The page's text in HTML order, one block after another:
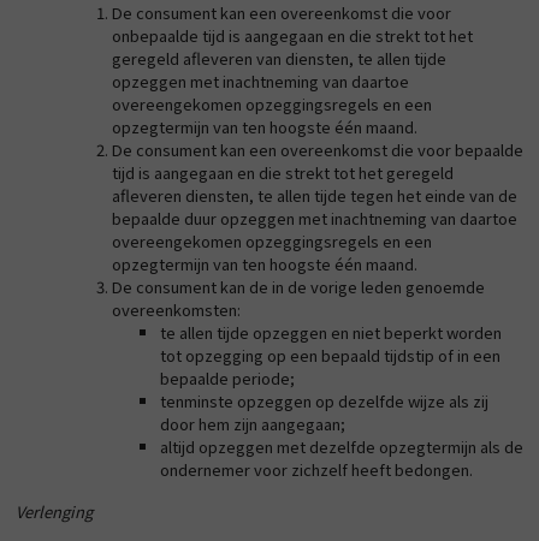
De consument kan een overeenkomst die voor
onbepaalde tijd is aangegaan en die strekt tot het
geregeld afleveren van diensten, te allen tijde
opzeggen met inachtneming van daartoe
overeengekomen opzeggingsregels en een
opzegtermijn van ten hoogste één maand.
De consument kan een overeenkomst die voor bepaalde
tijd is aangegaan en die strekt tot het geregeld
afleveren diensten, te allen tijde tegen het einde van de
bepaalde duur opzeggen met inachtneming van daartoe
overeengekomen opzeggingsregels en een
opzegtermijn van ten hoogste één maand.
De consument kan de in de vorige leden genoemde
overeenkomsten:
te allen tijde opzeggen en niet beperkt worden
tot opzegging op een bepaald tijdstip of in een
bepaalde periode;
tenminste opzeggen op dezelfde wijze als zij
door hem zijn aangegaan;
altijd opzeggen met dezelfde opzegtermijn als de
ondernemer voor zichzelf heeft bedongen.
Verlenging